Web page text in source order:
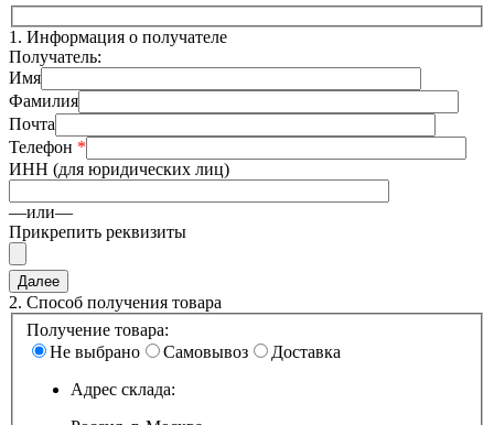
1. Информация о получателе
Получатель:
Имя
Фамилия
Почта
Телефон *
ИНН (для юридических лиц)
—или—
Прикрепить реквизиты
2. Способ получения товара
Получение товара:
Не выбрано
Самовывоз
Доставка
Адрес склада: